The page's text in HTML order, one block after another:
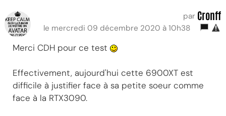
par Cronff
le mercredi 09 décembre 2020 à 10h38
Merci CDH pour ce test
Effectivement, aujourd'hui cette 6900XT est
difficile à justifier face à sa petite soeur comme
face à la RTX3090.